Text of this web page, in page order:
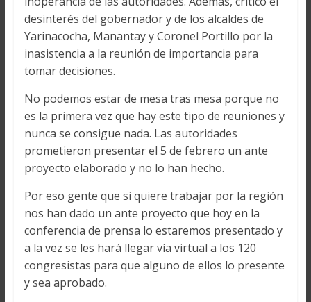
desinterés del gobernador y de los alcaldes de
Yarinacocha, Manantay y Coronel Portillo por la
inasistencia a la reunión de importancia para
tomar decisiones.
No podemos estar de mesa tras mesa porque no
es la primera vez que hay este tipo de reuniones y
nunca se consigue nada. Las autoridades
prometieron presentar el 5 de febrero un ante
proyecto elaborado y no lo han hecho.
Por eso gente que si quiere trabajar por la región
nos han dado un ante proyecto que hoy en la
conferencia de prensa lo estaremos presentado y
a la vez se les hará llegar vía virtual a los 120
congresistas para que alguno de ellos lo presente
y sea aprobado.